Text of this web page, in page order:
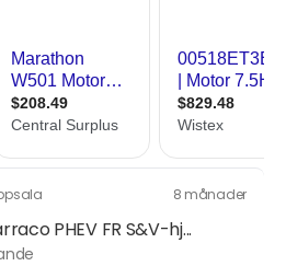
8 månader
PHEV FR S&V-hj...